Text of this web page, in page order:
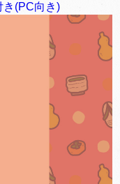
(PC向き)